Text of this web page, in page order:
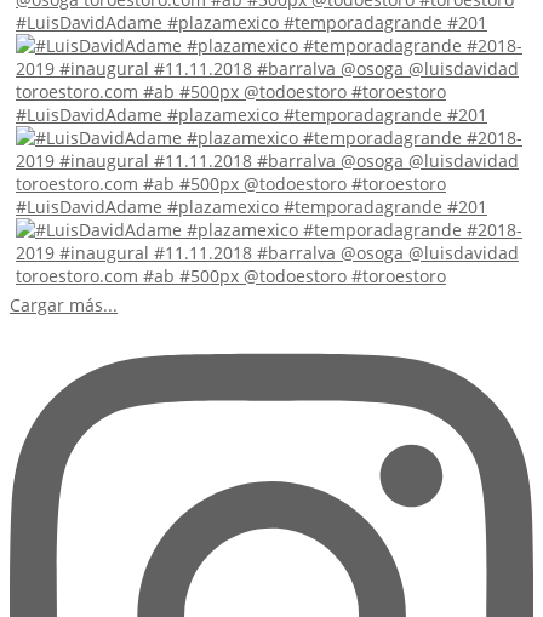
#LuisDavidAdame #plazamexico #temporadagrande #201
#LuisDavidAdame #plazamexico #temporadagrande #201
#LuisDavidAdame #plazamexico #temporadagrande #201
Cargar más...